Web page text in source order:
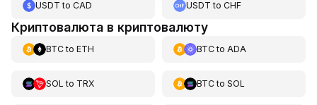
USDT to CAD USDT toCHF
Криптовалюта в криптовалюту
BTCto ETH BTCto ADA
SOL to TRX BTCto SOL